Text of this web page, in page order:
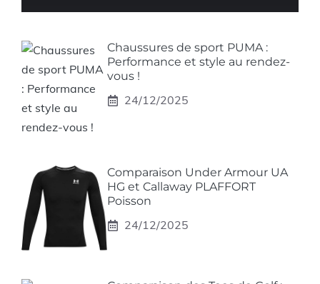
Chaussures de sport PUMA :
Performance et style au rendez-
vous !
24/12/2025
Comparaison Under Armour UA
HG et Callaway PLAFFORT
Poisson
24/12/2025